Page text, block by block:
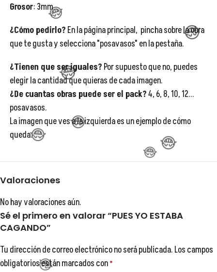
Grosor: 3mm
¿Cómo pedirlo? En la página principal, pincha sobre la obra
que te gusta y selecciona "posavasos" en la pestaña.
¿Tienen que ser iguales? Por supuesto que no, puedes
elegir la cantidad que quieras de cada imagen.
¿De cuantas obras puede ser el pack?4, 6, 8, 10, 12...
posavasos.
La imagen que ves a la izquierda es un ejemplo de cómo
queda.
Valoraciones
No hay valoraciones aún.
Sé el primero en valorar “PUES YO ESTABA
CAGANDO”
Tu dirección de correo electrónico no será publicada. Los campos
obligatorios están marcados con*
😂
😂
😂
😂